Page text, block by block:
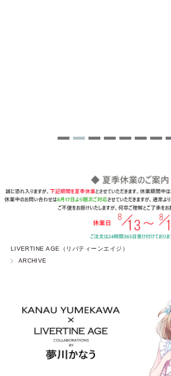
LIVERTINE AGE（リバティーンエイジ）
ARCHIVE